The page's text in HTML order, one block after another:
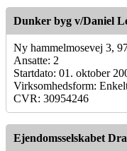
Dunker byg v/Daniel
Ny hammelmosevej 3,
Ansatte: 2
Startdato: 01. oktober
Virksomhedsform:
CVR: 30954246
Ejendomsselskabet